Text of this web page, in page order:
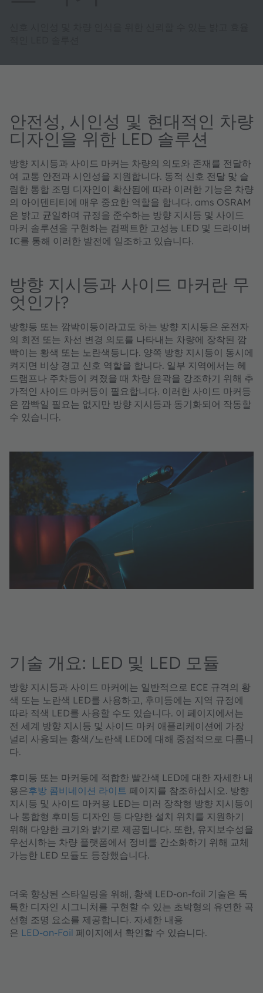
안전성, 시인성 및 현대적인 차량
디자인을 위한 LED 솔루션
방향 지시등과 사이드 마커는 차량의 의도와 존재를 전달하
여 교통 안전과 시인성을 지원합니다. 동적 신호 전달 맟 슬
림한 통합 조명 디자인이 확산됨에 따라 이러한 기능은 차량
의 아이덴티티에 매우 중요한 역할을 합니다. ams OSRAM
은 밝고 균일하며 규정을 준수하는 방향 지시등 및 사이드
마커 솔루션을 구현하는 컴팩트한 고성능 LED 및 드라이버
IC를 통해 이러한 발전에 일조하고 있습니다.
방향 지시등과 사이드 마커란 무
엇인가?
방향등 또는 깜박이등이라고도 하는 방향 지시등은 운전자
의 회전 또는 차선 변경 의도를 나타내는 차량에 장착된 깜
빡이는 황색 또는 노란색등니다. 양쪽 방향 지시등이 동시에
켜지면 비상 경고 신호 역할을 합니다. 일부 지역에서는 헤
드램프나 주차등이 켜졌을 때 차량 윤곽을 강조하기 위해 추
가적인 사이드 마커등이 필요합니다. 이러한 사이드 마커등
은 깜빡일 필요는 없지만 방향 지시등과 동기화되어 작동할
수 있습니다.
기술 개요: LED 및 LED 모듈
방향 지시등과 사이드 마커에는 일반적으로 ECE 규격의 황
색 또는 노란색 LED를 사용하고, 후미등에는 지역 규정에
따라 적색 LED를 사용할 수도 있습니다. 이 페이지에서는
전 세계 방향 지시등 및 사이드 마커 애플리케이션에 가장
널리 사용되는 황색/노란색 LED에 대해 중점적으로 다룹니
다.
후미등 또는 마커등에 적합한 빨간색 LED에 대한 자세한 내
용은후방 콤비네이션 라이트 페이지를 참조하십시오. 방향
지시등 및 사이드 마커용 LED는 미러 장착형 방향 지시등이
나 통합형 후미등 디자인 등 다양한 설치 위치를 지원하기
위해 다양한 크기와 밝기로 제공됩니다. 또한, 유지보수성을
우선시하는 차량 플랫폼에서 정비를 간소화하기 위해 교체
가능한 LED 모듈도 등장했습니다.
더욱 향상된 스타일링을 위해, 황색 LED‑on‑foil 기술은 독
특한 디자인 시그니처를 구현할 수 있는 초박형의 유연한 곡
선형 조명 요소를 제공합니다. 자세한 내용
은 LED‑on‑Foil 페이지에서 확인할 수 있습니다.